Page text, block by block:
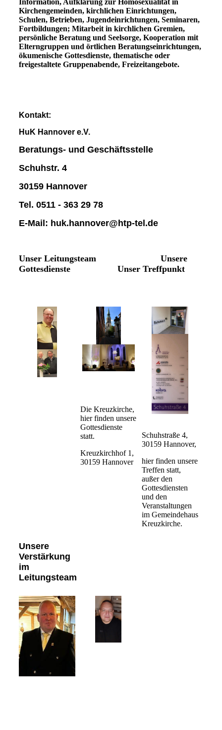
Kirchengemeinden, kirchlichen Einrichtungen,
Schulen, Betrieben, Jugendeinrichtungen, Seminaren,
Fortbildungen; Mitarbeit in kirchlichen Gremien,
persönliche Beratung und Seelsorge, Kooperation mit
Elterngruppen und örtlichen Beratungseinrichtungen,
ökumenische Gottesdienste, thematische oder
freigestaltete Gruppenabende, Freizeitangebote.
Kontakt:
HuK Hannover e.V.
Beratungs- und Geschäftsstelle
Schuhstr. 4
30159 Hannover
Tel. 0511 - 363 29 78
E-Mail: huk.hannover@htp-tel.de
Unser Leitungsteam Unsere
Gottesdienste Unser Treffpunkt
Die Kreuzkirche,
hier finden unsere
Gottesdienste
statt.
Kreuzkirchhof 1,
30159 Hannover
Schuhstraße 4,
30159 Hannover,
hier finden unsere
Treffen statt,
außer den
Gottesdiensten
und den
Veranstaltungen
im Gemeindehaus
Kreuzkirche.
Unsere
Verstärkung
im
Leitungsteam